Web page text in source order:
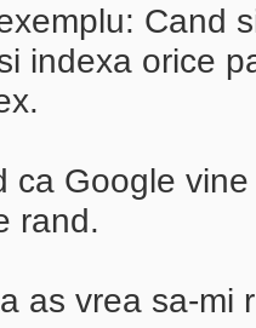
Cand
indexa orice
ca Google
rand.
as vrea sa-mi